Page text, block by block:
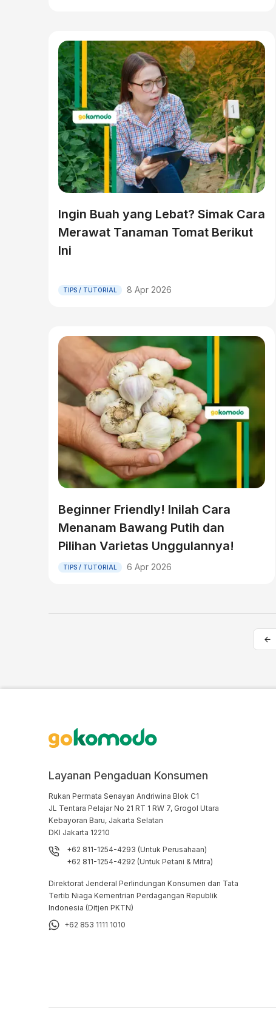
Ingin Buah yang Lebat? Simak Cara
Merawat Tanaman Tomat Berikut
Ini
TIPS / TUTORIAL 8 Apr 2026
Beginner Friendly! Inilah Cara
Menanam Bawang Putih dan
Pilihan Varietas Unggulannya!
TIPS / TUTORIAL 6 Apr 2026
Layanan Pengaduan Konsumen
Rukan Permata Senayan Andriwina Blok C1
JL Tentara Pelajar No 21 RT 1 RW 7, Grogol Utara
Kebayoran Baru, Jakarta Selatan
DKI Jakarta 12210
+62 811-1254-4293 (Untuk Perusahaan)
+62 811-1254-4292 (Untuk Petani & Mitra)
Direktorat Jenderal Perlindungan Konsumen dan Tata
Tertib Niaga Kementrian Perdagangan Republik
Indonesia (Ditjen PKTN)
+62 853 1111 1010